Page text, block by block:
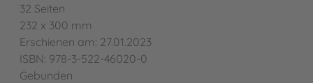
32 Seiten
232 x 300 mm
Erschienen am: 27.01.2023
ISBN: 978-3-522-46020-0
Gebunden